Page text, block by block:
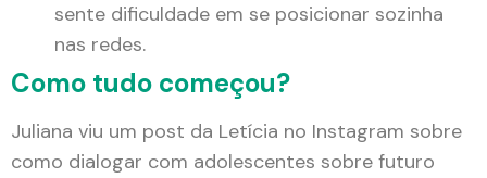
sente dificuldade em se posicionar sozinha
nas redes.
Como tudo começou?
Juliana viu um post da Letícia no Instagram sobre
como dialogar com adolescentes sobre futuro